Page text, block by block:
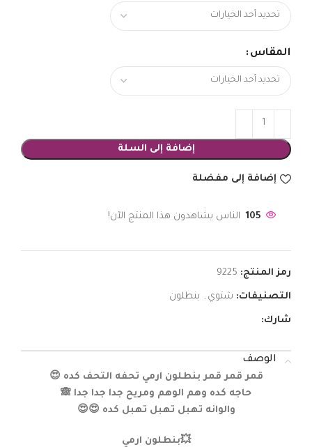
المقاس
إضافة إلى السلة
إضافة إلى مفضلة
105 الناس يشاهدون هذا المنتج الآن!
رمز المنتج: 9225
التصنيفات: شتوي , بنطلون
شارك:
الوصف
قمر قمر قمر بنطلون ارمي تحفه التحف كده 😍
حاجه كده وهم الوهم ومريح جدا جدا جدا 🙈
والوانه تهبل تهبل تهبل كده 😍😍
💥بنطلون ارمي